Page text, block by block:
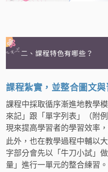
課程紮實，並整合圖文
課程中採取循序漸進地教學
來記」跟「單字列表」（附
現來提高學習者的學習效率
此外，也在教學過程中輔以
字部分會先以「牛刀小試」
量」進行一單元的整合練習。